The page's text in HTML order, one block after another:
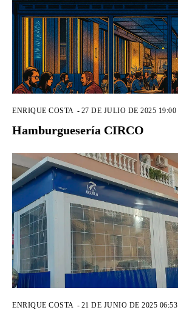
ENRIQUE COSTA - 27 DE JULIO DE 2025 19:00
Hamburguesería CIRCO
ENRIQUE COSTA - 21 DE JUNIO DE 2025 06:53